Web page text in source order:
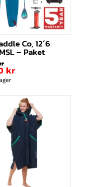
Co, 12´6
– Paket
kr